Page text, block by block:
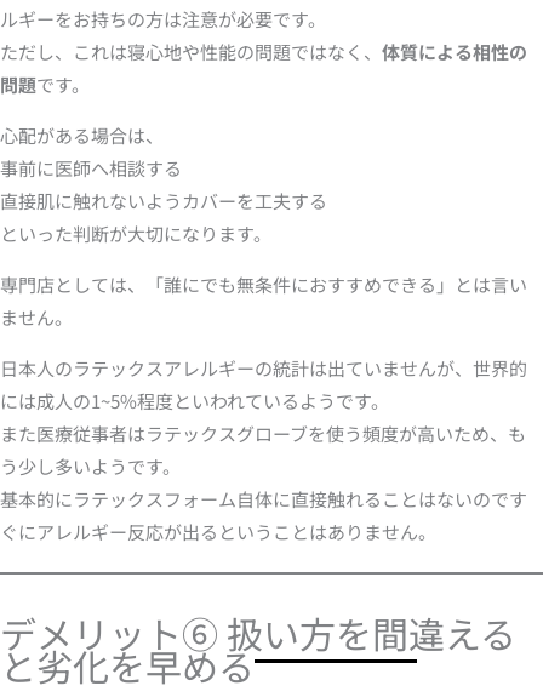
ルギーをお持ちの方は注意が必要です。
ただし、これは寝心地や性能の問題ではなく、 体質による相性の
問題です。
心配がある場合は、
事前に医師へ相談する
直接肌に触れないようカバーを工夫する
といった判断が大切になります。
専門店としては、「誰にでも無条件におすすめできる」とは言い
ません。
日本人のラテックスアレルギーの統計は出ていませんが、世界的
には成人の1~5%程度といわれているようです。
また医療従事者はラテックスグローブを使う頻度が高いため、も
う少し多いようです。
基本的にラテックスフォーム自体に直接触れることはないのです
ぐにアレルギー反応が出るということはありません。
デメリット⑥ 扱い方を間違える
と劣化を早める